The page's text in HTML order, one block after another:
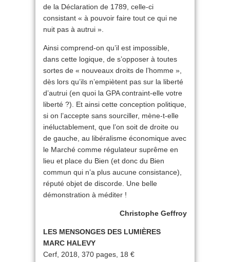
de la Déclaration de 1789, celle-ci
consistant « à pouvoir faire tout ce qui ne
nuit pas à autrui ».
Ainsi comprend-on qu’il est impossible,
dans cette logique, de s’opposer à toutes
sortes de « nouveaux droits de l’homme »,
dès lors qu’ils n’empiètent pas sur la liberté
d’autrui (en quoi la GPA contraint-elle votre
liberté ?). Et ainsi cette conception politique,
si on l’accepte sans sourciller, mène-t-elle
inéluctablement, que l’on soit de droite ou
de gauche, au libéralisme économique avec
le Marché comme régulateur suprême en
lieu et place du Bien (et donc du Bien
commun qui n’a plus aucune consistance),
réputé objet de discorde. Une belle
démonstration à méditer !
Christophe Geffroy
LES MENSONGES DES LUMIÈRES
MARC HALEVY
Cerf, 2018, 370 pages, 18 €